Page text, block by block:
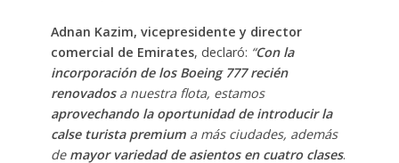
Adnan Kazim, vicepresidente y director
comercial de Emirates, declaró: “Con la
incorporación de los Boeing 777 recién
renovadosa nuestra flota, estamos
aprovechando la oportunidad de introducir la
calse turista premiuma más ciudades, además
de mayor variedad de asientos en cuatro clases.